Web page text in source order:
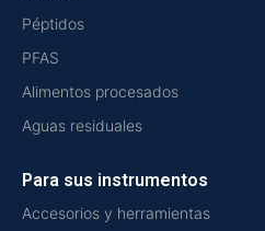
Péptidos
PFAS
Alimentos procesados
Aguas residuales
Para sus instrumentos
Accesorios y herramientas